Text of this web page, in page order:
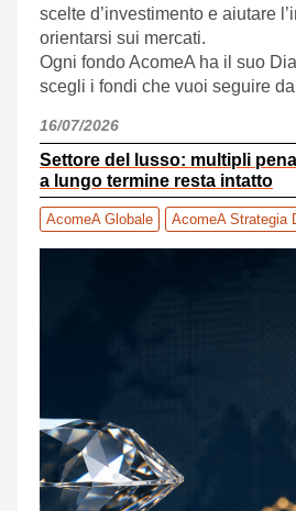
scelte d’investimento e aiutare
orientarsi sui mercati.
Ogni fondo AcomeA ha il suo
scegli i fondi che vuoi seguire
16/07/2026
Settore del lusso: multipli
a lungo termine resta intatto
AcomeA Globale AcomeA Strategia